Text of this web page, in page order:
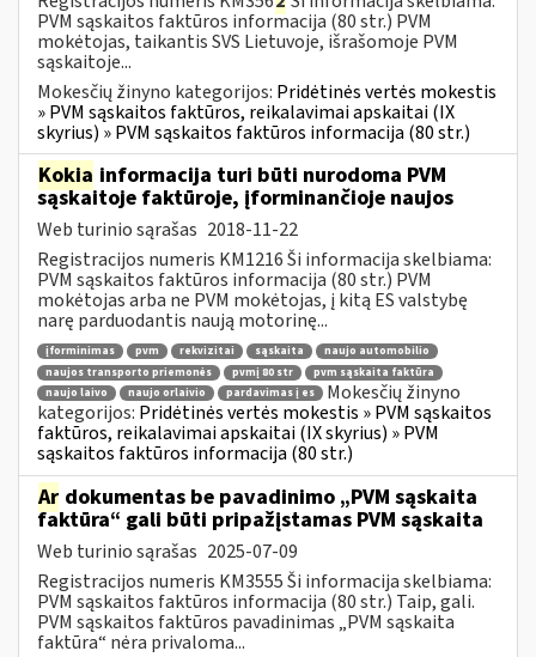
PVM sąskaitos faktūros informacija (80 str.) PVM
mokėtojas, taikantis SVS Lietuvoje, išrašomoje PVM
sąskaitoje...
Mokesčių žinyno kategorijos: Pridėtinės vertės mokestis
» PVM sąskaitos faktūros, reikalavimai apskaitai (IX
skyrius) » PVM sąskaitos faktūros informacija (80 str.)
Kokia informacija turi būti nurodoma PVM
sąskaitoje faktūroje, įforminančioje naujos
Web turinio sąrašas 2018-11-22
Registracijos numeris KM1216 Ši informacija skelbiama:
PVM sąskaitos faktūros informacija (80 str.) PVM
mokėtojas arba ne PVM mokėtojas, į kitą ES valstybę
narę parduodantis naują motorinę...
įforminimas pvm rekvizitai sąskaita
naujo automobilio
naujos transporto priemonės
pvmį 80 str
pvm sąskaita faktūra
naujo laivo
naujo orlaivio pardavimas į es
Mokesčių žinyno
kategorijos: Pridėtinės vertės mokestis » PVM sąskaitos
faktūros, reikalavimai apskaitai (IX skyrius) » PVM
sąskaitos faktūros informacija (80 str.)
Ar dokumentas be pavadinimo „PVM sąskaita
faktūra“ gali būti pripažįstamas PVM sąskaita
Web turinio sąrašas 2025-07-09
Registracijos numeris KM3555 Ši informacija skelbiama:
PVM sąskaitos faktūros informacija (80 str.) Taip, gali.
PVM sąskaitos faktūros pavadinimas „PVM sąskaita
faktūra“ nėra privaloma...